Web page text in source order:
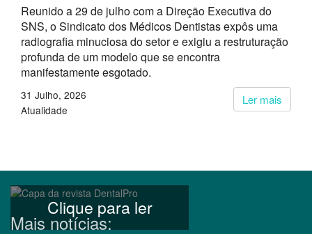
Reunido a 29 de julho com a Direção Executiva do
SNS, o Sindicato dos Médicos Dentistas expôs uma
radiografia minuciosa do setor e exigiu a restruturação
profunda de um modelo que se encontra
manifestamente esgotado.
Ler mais
31 Julho, 2026
Atualidade
Clique para ler
Mais notícias: